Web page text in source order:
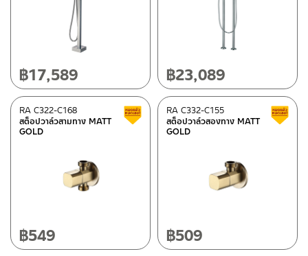
฿17,589 ฿23,089
สต็อปวาล์วสามทาง MATT
GOLD
RA C322-C168 Clearance sale
฿549
สต็อปวาล์วสองทาง MATT
GOLD
RA C332-C155
฿509